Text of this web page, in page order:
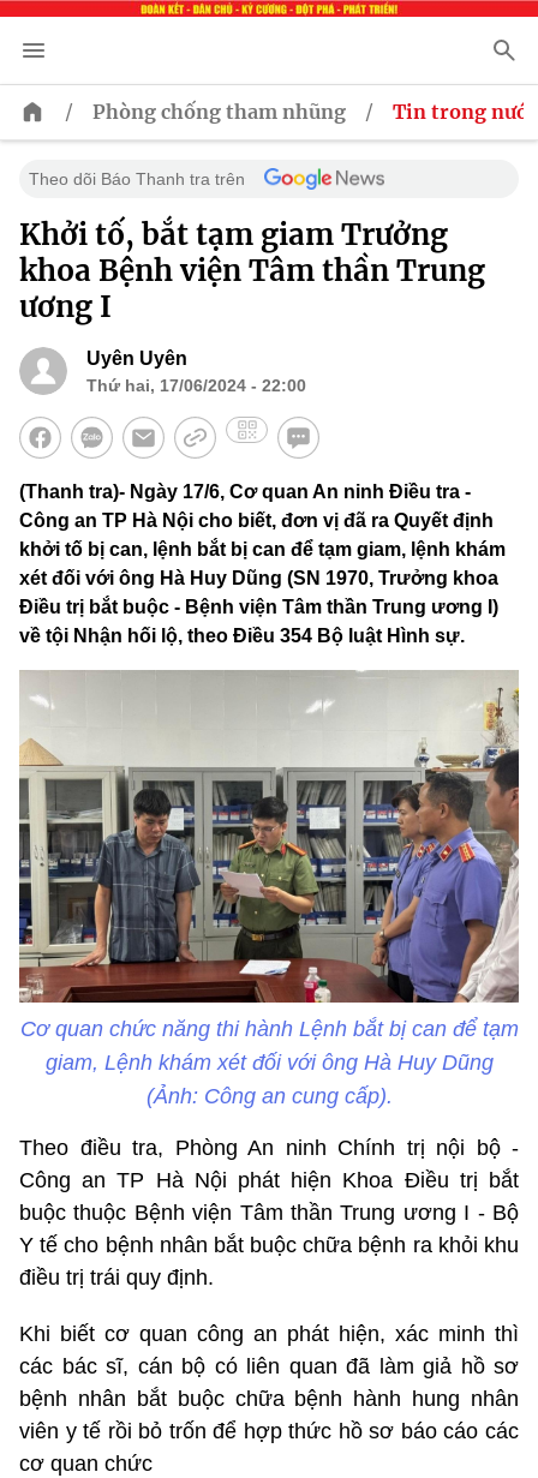
/ Phòng chống tham nhũng / Tin trong nước
Theo dõi Báo Thanh tra trên
Khởi tố, bắt tạm giam Trưởng
khoa Bệnh viện Tâm thần Trung
ương I
Uyên Uyên
Thứ hai, 17/06/2024 - 22:00
(Thanh tra)- Ngày 17/6, Cơ quan An ninh Điều tra -
Công an TP Hà Nội cho biết, đơn vị đã ra Quyết định
khởi tố bị can, lệnh bắt bị can để tạm giam, lệnh khám
xét đối với ông Hà Huy Dũng (SN 1970, Trưởng khoa
Điều trị bắt buộc - Bệnh viện Tâm thần Trung ương I)
về tội Nhận hối lộ, theo Điều 354 Bộ luật Hình sự.
Cơ quan chức năng thi hành Lệnh bắt bị can để tạm
giam, Lệnh khám xét đối với ông Hà Huy Dũng
(Ảnh: Công an cung cấp).
Theo điều tra, Phòng An ninh Chính trị nội bộ -
Công an TP Hà Nội phát hiện Khoa Điều trị bắt
buộc thuộc Bệnh viện Tâm thần Trung ương I - Bộ
Y tế cho bệnh nhân bắt buộc chữa bệnh ra khỏi khu
điều trị trái quy định.
Khi biết cơ quan công an phát hiện, xác minh thì
các bác sĩ, cán bộ có liên quan đã làm giả hồ sơ
bệnh nhân bắt buộc chữa bệnh hành hung nhân
viên y tế rồi bỏ trốn để hợp thức hồ sơ báo cáo các
cơ quan chức